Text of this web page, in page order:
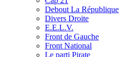
Debout La République
Divers Droite
E.E.L.V.
Front de Gauche
Front National
Le parti Pirate